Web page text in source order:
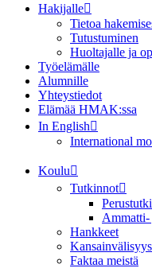
Hakijalle
Tietoa
Tutustuminen
Huoltajalle ja
Työelämälle
Alumnille
Yhteystiedot
Elämää HMAK:ssa
In English
International
Koulu
Tutkinnot
Ammatti-
Hankkeet
Faktaa meistä